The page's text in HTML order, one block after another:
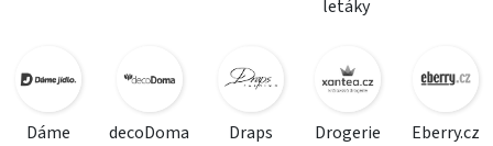
letáky
Dáme
decoDoma
Draps
Drogerie
Eberry.cz